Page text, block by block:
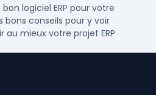
logiciel ERP pour votre
bons conseils pour y voir
au mieux votre projet ERP